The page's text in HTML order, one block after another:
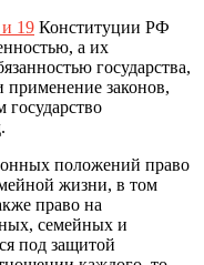
19 Конституции РФ
а их
государства,
законов,
государство
положений право
жизни, в том
право на
семейных и
под защитой